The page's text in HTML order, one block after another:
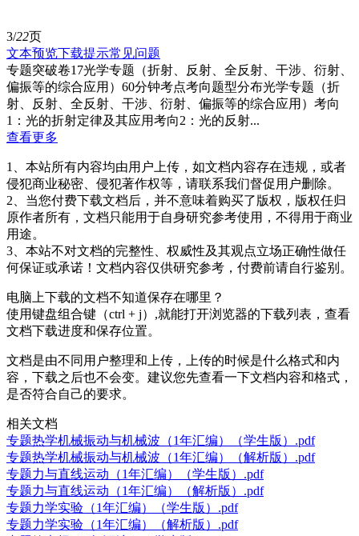
3/22页
文本预览下载提示常见问题
专题突破卷17光学专题（折射、反射、全反射、干涉、衍射、
偏振等的综合应用）60分钟考点考向题型分布光学专题（折
射、反射、全反射、干涉、衍射、偏振等的综合应用）考向
1：光的折射定律及其应用考向2：光的反射...
查看更多
1、本站所有内容均由用户上传，如文档内容存在违规，或者
侵犯商业秘密、侵犯著作权等，请联系我们督促用户删除。
2、当您付费下载文档后，并不意味着购买了版权，版权任归
原作者所有，文档只能用于自身研究参考使用，不得用于商业
用途。
3、本站不对文档的完整性、权威性及其观点立场正确性做任
何保证或承诺！文档内容仅供研究参考，付费前请自行鉴别。
电脑上下载的文档不知道保存在哪里？
使用键盘组合键（ctrl + j）,就能打开浏览器的下载列表，查看
文档下载进度和保存位置。
文档是由不同用户整理和上传，上传的时候是什么格式和内
容，下载之后也不会变。建议您先查看一下文档内容和格式，
是否符合自己的要求。
相关文档
专题热学机械振动与机械波（1年汇编）（学生版）.pdf
专题热学机械振动与机械波（1年汇编）（解析版）.pdf
专题力与直线运动（1年汇编）（学生版）.pdf
专题力与直线运动（1年汇编）（解析版）.pdf
专题力学实验（1年汇编）（学生版）.pdf
专题力学实验（1年汇编）（解析版）.pdf